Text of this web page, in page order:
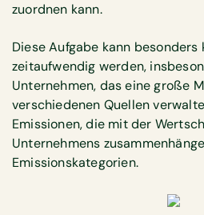
zuordnen kann.
Diese Aufgabe kann besonders
zeitaufwendig werden,
Unternehmen, das eine große
verschiedenen Quellen
Emissionen, die mit der
Unternehmens
Emissionskategorien.